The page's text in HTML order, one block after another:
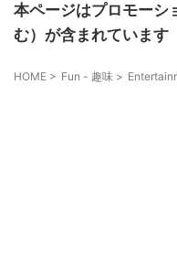
本ページはプロモー
む）が含まれています
HOME > Fun - 趣味 >